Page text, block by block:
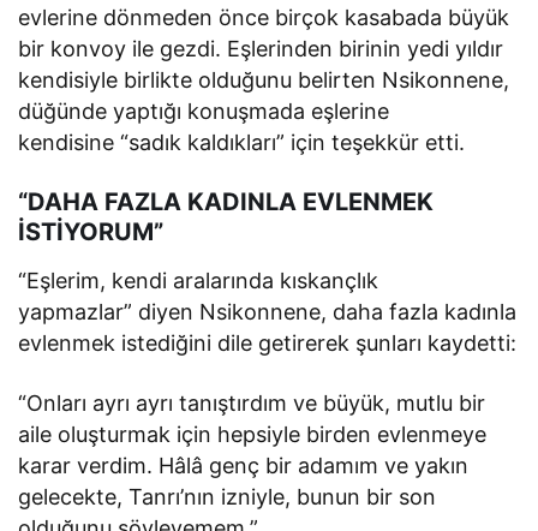
evlerine dönmeden önce birçok kasabada büyük
bir konvoy ile gezdi. Eşlerinden birinin yedi yıldır
kendisiyle birlikte olduğunu belirten Nsikonnene,
düğünde yaptığı konuşmada eşlerine
kendisine “sadık kaldıkları” için teşekkür etti.
“DAHA FAZLA KADINLA EVLENMEK
İSTİYORUM”
“Eşlerim, kendi aralarında kıskançlık
yapmazlar” diyen Nsikonnene, daha fazla kadınla
evlenmek istediğini dile getirerek şunları kaydetti:
“Onları ayrı ayrı tanıştırdım ve büyük, mutlu bir
aile oluşturmak için hepsiyle birden evlenmeye
karar verdim. Hâlâ genç bir adamım ve yakın
gelecekte, Tanrı’nın izniyle, bunun bir son